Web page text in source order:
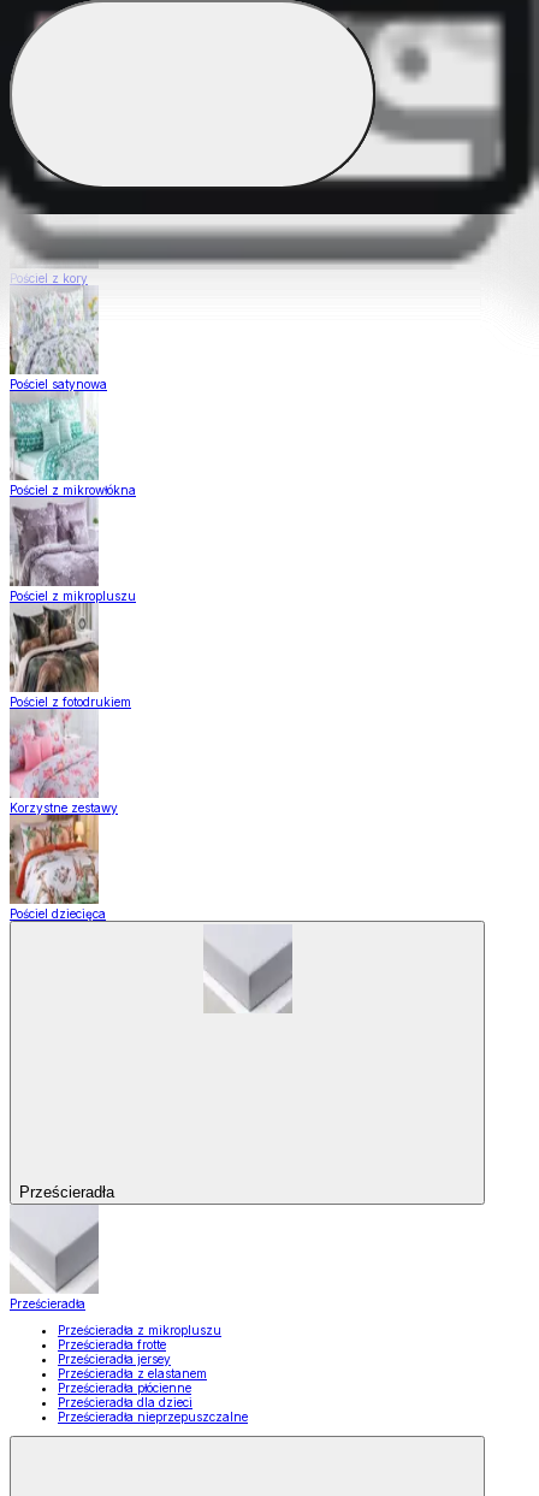
Pościel Dual Feel
Pościel z gładkiej bawełny
Pościel z kory
Pościel satynowa
Pościel z mikrowłókna
Pościel z mikropluszu
Pościel z fotodrukiem
Korzystne zestawy
Pościel dziecięca
Prześcieradła
Prześcieradła
Prześcieradła z mikropluszu
Prześcieradła frotte
Prześcieradła jersey
Prześcieradła z elastanem
Prześcieradła płócienne
Prześcieradła dla dzieci
Prześcieradła nieprzepuszczalne